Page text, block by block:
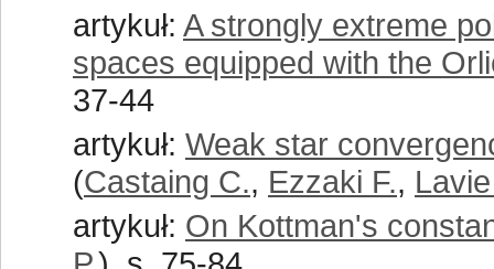
artykuł: A strongly extreme
spaces equipped with the
37-44
artykuł: Weak star
(Castaing C., Ezzaki F.,
artykuł: On Kottman's